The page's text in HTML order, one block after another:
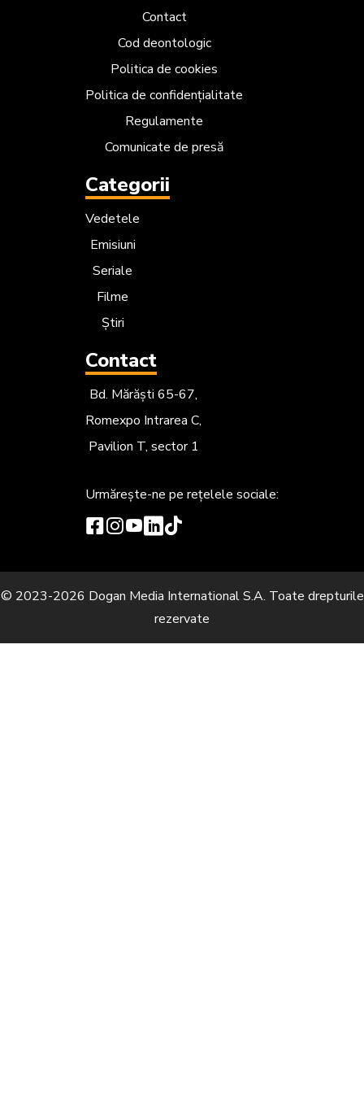
Contact
Cod deontologic
Politica de cookies
Politica de confidențialitate
Regulamente
Comunicate de presă
Categorii
Vedetele
Emisiuni
Seriale
Filme
Știri
Contact
Bd. Mărăști 65-67,
Romexpo Intrarea C,
Pavilion T, sector 1
Urmărește-ne pe rețelele sociale:
© 2023-2026 Dogan Media International S.A. Toate drepturile
rezervate